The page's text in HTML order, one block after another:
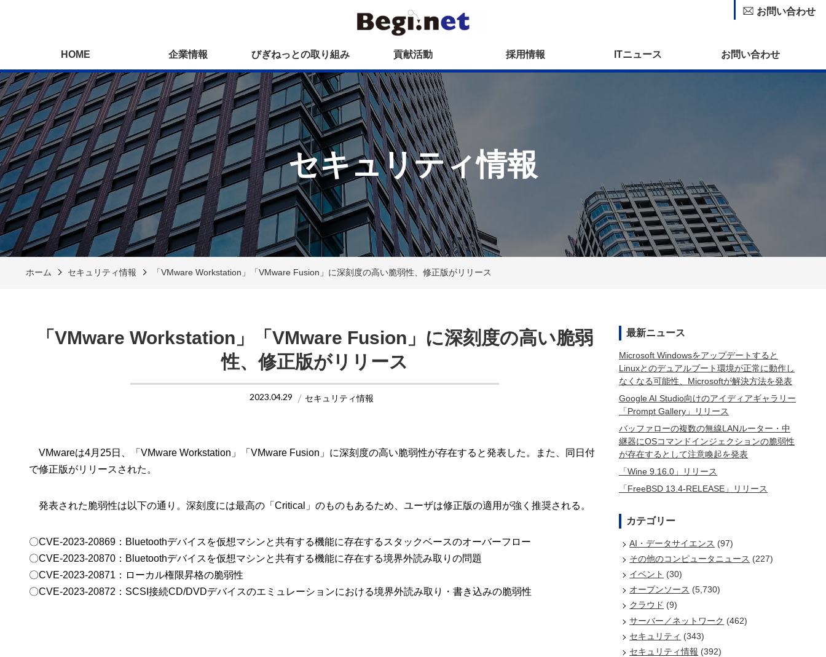
HOME 企業情報 びぎねっとの取り組み 貢献活動 採用情報 ITニュース お問い合わせ
お問い合わせ
セキュリティ情報
ホーム セキュリティ情報 「VMware Workstation」「VMware Fusion」に深刻度の高い脆弱性、修正版がリリース
「VMware Workstation」「VMware Fusion」に深刻度の高い脆弱
性、修正版がリリース
2023.04.29 セキュリティ情報
VMwareは4月25日、「VMware Workstation」「VMware Fusion」に深刻度の高い脆弱性が存在すると発表した。また、同日付
で修正版がリリースされた。
発表された脆弱性は以下の通り。深刻度には最高の「Critical」のものもあるため、ユーザは修正版の適用が強く推奨される。
〇CVE-2023-20869：Bluetoothデバイスを仮想マシンと共有する機能に存在するスタックベースのオーバーフロー
〇CVE-2023-20870：Bluetoothデバイスを仮想マシンと共有する機能に存在する境界外読み取りの問題
〇CVE-2023-20871：ローカル権限昇格の脆弱性
〇CVE-2023-20872：SCSI接続CD/DVDデバイスのエミュレーションにおける境界外読み取り・書き込みの脆弱性
最新ニュース
Microsoft Windowsをアップデートすると
Linuxとのデュアルブート環境が正常に動作し
なくなる可能性、Microsoftが解決方法を発表
Google AI Studio向けのアイディアギャラリー
「Prompt Gallery」リリース
バッファローの複数の無線LANルーター・中
継器にOSコマンドインジェクションの脆弱性
が存在するとして注意喚起を発表
「Wine 9.16.0」リリース
「FreeBSD 13.4-RELEASE」リリース
カテゴリー
AI・データサイエンス (97)
その他のコンピュータニュース (227)
イベント (30)
オープンソース (5,730)
クラウド (9)
サーバー／ネットワーク (462)
セキュリティ (343)
セキュリティ情報 (392)